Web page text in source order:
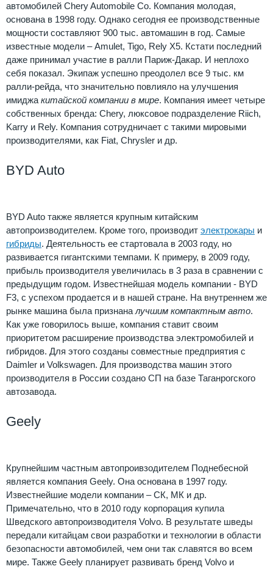
автомобилей Chery Automobile Co. Компания молодая,
основана в 1998 году. Однако сегодня ее производственные
мощности составляют 900 тыс. автомашин в год. Самые
известные модели – Amulet, Tigo, Rely X5. Кстати последний
даже принимал участие в ралли Париж-Дакар. И неплохо
себя показал. Экипаж успешно преодолел все 9 тыс. км
ралли-рейда, что значительно повлияло на улучшения
имиджа китайской компании в мире. Компания имеет четыре
собственных бренда: Chery, люксовое подразделение Riich,
Karry и Rely. Компания сотрудничает с такими мировыми
производителями, как Fiat, Chrysler и др.
BYD Auto
BYD Auto также является крупным китайским
автопроизводителем. Кроме того, производит электрокары и
гибриды. Деятельность ее стартовала в 2003 году, но
развивается гигантскими темпами. К примеру, в 2009 году,
прибыль производителя увеличилась в 3 раза в сравнении с
предыдущим годом. Известнейшая модель компании - BYD
F3, с успехом продается и в нашей стране. На внутреннем же
рынке машина была признана лучшим компактным авто.
Как уже говорилось выше, компания ставит своим
приоритетом расширение производства электромобилей и
гибридов. Для этого созданы совместные предприятия с
Daimler и Volkswagen. Для производства машин этого
производителя в России создано СП на базе Таганрогского
автозавода.
Geely
Крупнейшим частным автопроивзодителем Поднебесной
является компания Geely. Она основана в 1997 году.
Известнейшие модели компании – СК, МК и др.
Примечательно, что в 2010 году корпорация купила
Шведского автопроизводителя Volvo. В результате шведы
передали китайцам свои разработки и технологии в области
безопасности автомобилей, чем они так славятся во всем
мире. Также Geely планирует развивать бренд Volvo и